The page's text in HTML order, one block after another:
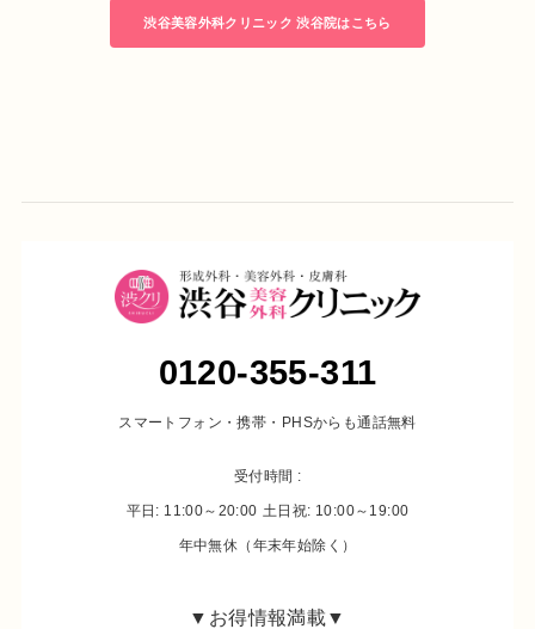
渋谷美容外科クリニック立川院 院長就任
渋谷美容外科クリニック渋谷院 院長就任
東京都渋谷区宇田川町22-2
：11:00～14:00 15:00～23:00
：10:00～14:00 15:00～19:00
渋谷美容外科クリニック 渋谷院はこちら
0120-355-311
スマートフォン・携帯・PHSからも通話無料
受付時間 :
平日: 11:00～20:00 土日祝: 10:00～19:00
年中無休（年末年始除く）
▼お得情報満載▼